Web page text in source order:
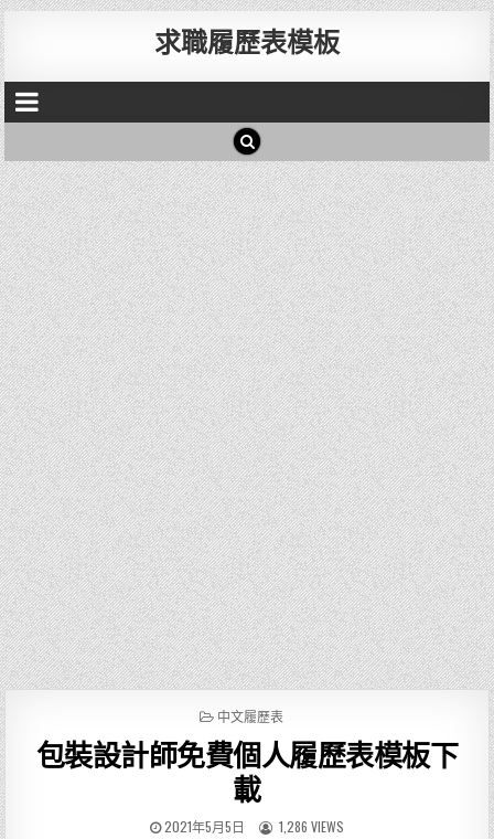
求職履歷表模板
P
S
T
I
中文履歷表
包裝設計師免費個人履歷表模板下
載
2021年5月5日 1,286 VIEWS